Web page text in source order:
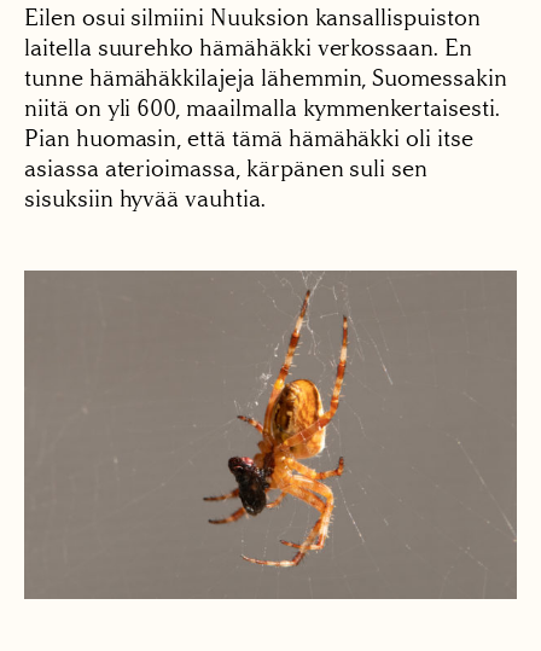
Eilen osui silmiini Nuuksion kansallispuiston
laitella suurehko hämähäkki verkossaan. En
tunne hämähäkkilajeja lähemmin, Suomessakin
niitä on yli 600, maailmalla kymmenkertaisesti.
Pian huomasin, että tämä hämähäkki oli itse
asiassa aterioimassa, kärpänen suli sen
sisuksiin hyvää vauhtia.